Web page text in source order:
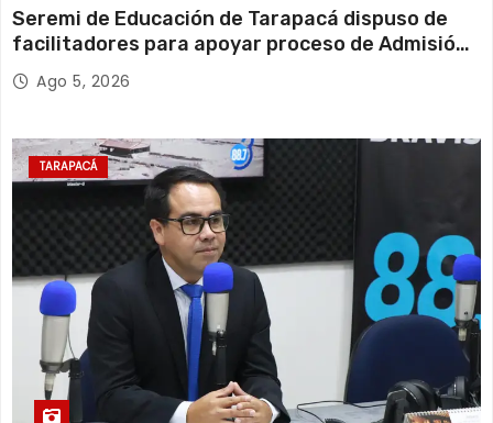
Seremi de Educación de Tarapacá dispuso de
facilitadores para apoyar proceso de Admisión
Escolar 2027
Ago 5, 2026
TARAPACÁ